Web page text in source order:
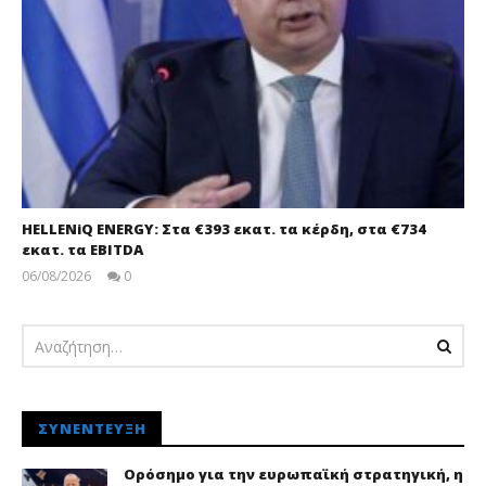
HELLENiQ ENERGY: Στα €393 εκατ. τα κέρδη, στα €734
εκατ. τα EBITDA
06/08/2026
0
ΣΥΝΈΝΤΕΥΞΗ
Ορόσημο για την ευρωπαϊκή στρατηγική, η